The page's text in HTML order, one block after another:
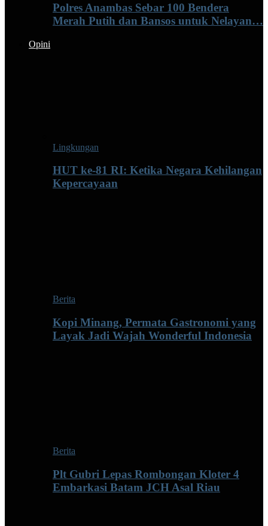
Polres Anambas Sebar 100 Bendera
Merah Putih dan Bansos untuk Nelayan…
Opini
Lingkungan
HUT ke-81 RI: Ketika Negara Kehilangan
Kepercayaan
Berita
Kopi Minang, Permata Gastronomi yang
Layak Jadi Wajah Wonderful Indonesia
Berita
Plt Gubri Lepas Rombongan Kloter 4
Embarkasi Batam JCH Asal Riau